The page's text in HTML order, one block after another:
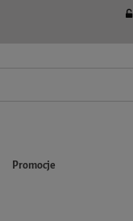
Promocje